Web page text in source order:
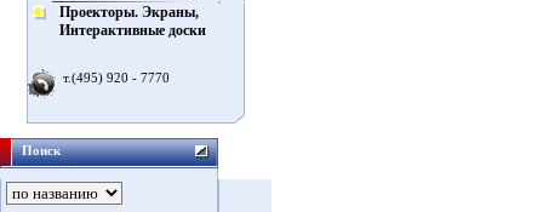
Проекторы. Экраны,
Интерактивные доски
т.(495) 920 - 7770
Поиск